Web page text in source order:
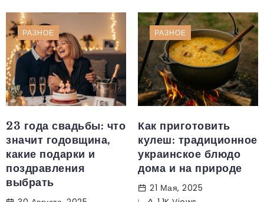
РАЗНОЕ
23 года свадьбы: что
значит годовщина,
какие подарки и
поздравления
выбрать
РАЗНОЕ
Как приготовить
кулеш: традиционное
украинское блюдо
дома и на природе
21 Мая, 2025